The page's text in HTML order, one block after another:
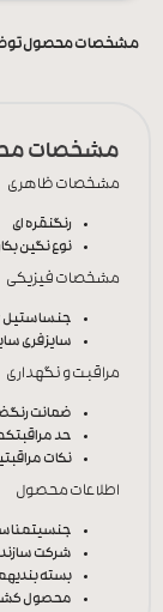
مشخصات محصول
مشخصات
مشخصات ظاهری
رنگنقره ای
نوع نگین
مشخصات فیزیکی
جنساستیل 316
سایزفری
مراقبت و نگهداری
ضمانت رنگ
حد مراقبت
نکات مراقبتی
اطلاعات محصول
جنسیت
شرکت
بسته بندی
محصول